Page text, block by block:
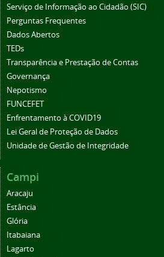
Serviço de Informação ao Cidadão (SIC)
Perguntas Frequentes
Dados Abertos
TEDs
Transparência e Prestação de Contas
Governança
Nepotismo
FUNCEFET
Enfrentamento à COVID19
Lei Geral de Proteção de Dados
Unidade de Gestão de Integridade
Campi
Aracaju
Estância
Glória
Itabaiana
Lagarto